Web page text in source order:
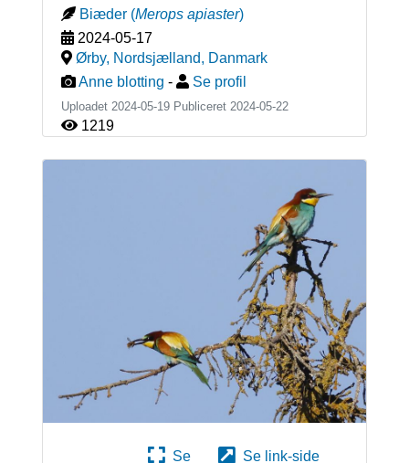
Biæder (Merops apiaster)
2024-05-17
Ørby, Nordsjælland, Danmark
Anne blotting - Se profil
Uploadet 2024-05-19 Publiceret 2024-05-22
1219
Se
Se link-side